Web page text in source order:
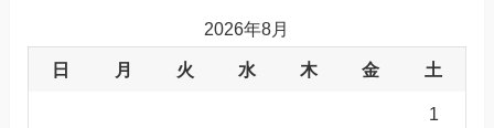
2026年8月
日 月 火 水 木 金 土
1